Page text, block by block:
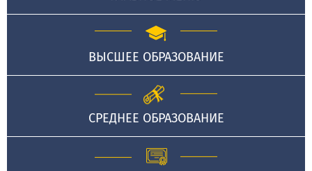
ВЫСШЕЕ ОБРАЗОВАНИЕ
СРЕДНЕЕ ОБРАЗОВАНИЕ